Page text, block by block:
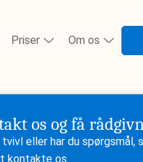
Priser Om os
os og få
tvivl eller har du spørgsmål,
kontakte os.